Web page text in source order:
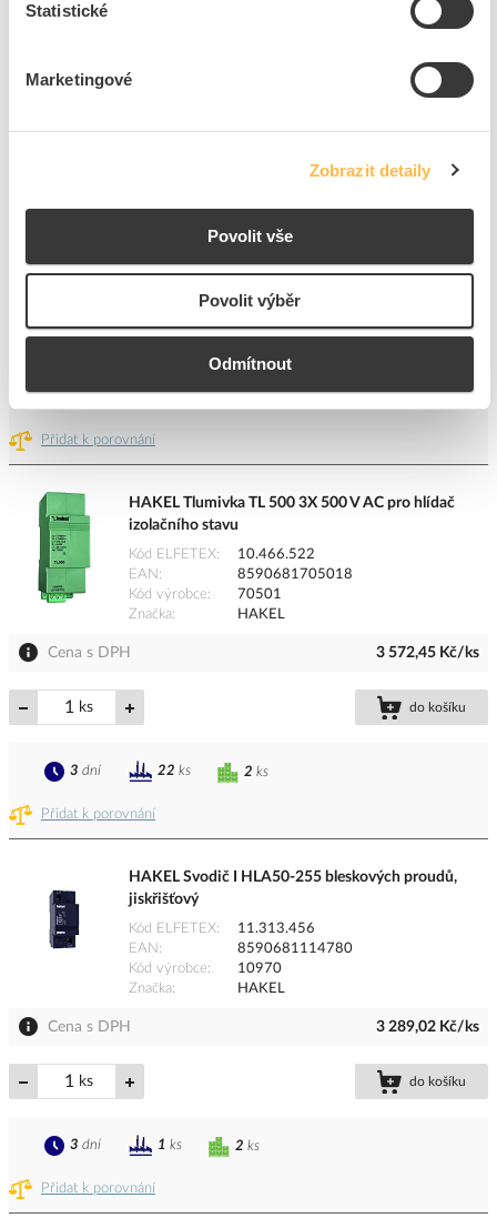
Statistické
Marketingové
Zobrazit detaily
Povolit vše
Povolit výběr
Odmítnout
8590681114353
Přidat k porovnání
3dní 12 ks
HAKEL Tlumivka TL 500 3X 500 V AC pro hlídač
izolačního stavu
Kód ELFETEX
10.466.522
EAN
8590681705018
Kód výrobce
70501
Značka
HAKEL
Cena s DPH 3 572,45 Kč/ks
ks do košíku
Přidat k porovnání
2 ks
3 dní 22 ks
HAKEL Svodič I HLA50-255 bleskových proudů,
jiskřišťový
Kód ELFETEX
11.313.456
EAN
8590681114780
Kód výrobce
10970
Značka
HAKEL
Cena s DPH 3 289,02 Kč/ks
ks do košíku
Přidat k porovnání
2 ks
3 dní 1 ks